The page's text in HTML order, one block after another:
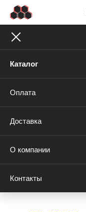
Каталог
Оплата
Доставка
О компании
Контакты